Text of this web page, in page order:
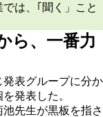
は、｢聞く」こと
ら、一番力
表グループに分か
発表した。
先生が黒板を指さ